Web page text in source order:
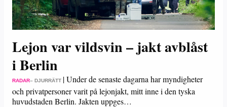
Lejon var vildsvin – jakt avblåst
i Berlin
RADAR– DJURRÄTT |Under de senaste dagarna har myndigheter
och privatpersoner varit på lejonjakt, mitt inne i den tyska
huvudstaden Berlin. Jakten uppges…